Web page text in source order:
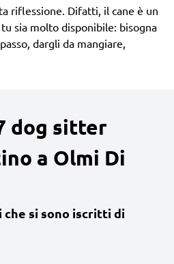
riflessione. Difatti, il cane è un
sia molto disponibile: bisogna
dargli da mangiare,
dog sitter
a Olmi Di
che si sono iscritti di